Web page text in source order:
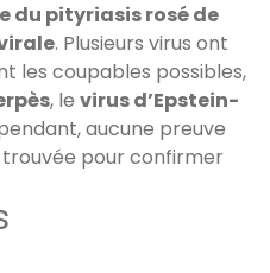
du pityriasis rosé de
. Plusieurs virus ont
les coupables possibles,
, le virus d’Epstein-
aucune preuve
pour confirmer